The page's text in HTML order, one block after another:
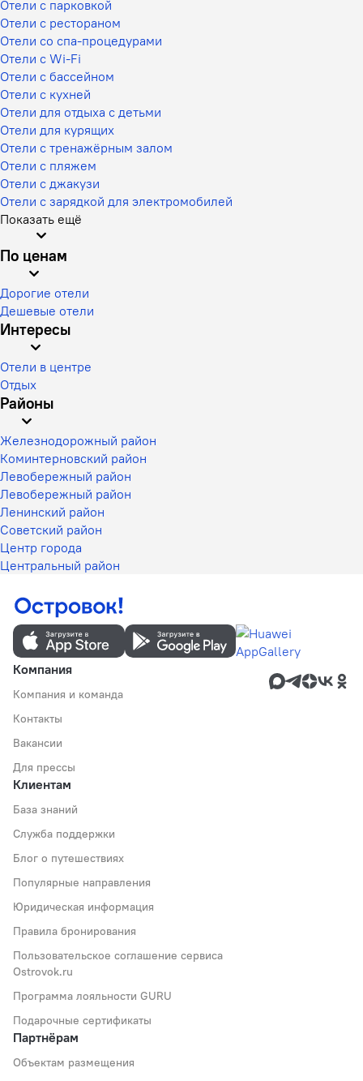
Отели с парковкой
Отели с рестораном
Отели со спа-процедурами
Отели с Wi-Fi
Отели с бассейном
Отели с кухней
Отели для отдыха с детьми
Отели для курящих
Отели с тренажёрным залом
Отели с пляжем
Отели с джакузи
Отели с зарядкой для электромобилей
Показать ещё
По ценам
Дорогие отели
Дешевые отели
Интересы
Отели в центре
Отдых
Районы
Железнодорожный район
Коминтерновский район
Левобережный район
Левобережный район
Ленинский район
Советский район
Центр города
Центральный район
Компания
Компания и команда
Контакты
Вакансии
Для прессы
Клиентам
База знаний
Служба поддержки
Блог о путешествиях
Популярные направления
Юридическая информация
Правила бронирования
Пользовательское соглашение сервиса
Ostrovok.ru
Программа лояльности GURU
Подарочные сертификаты
Партнёрам
Объектам размещения